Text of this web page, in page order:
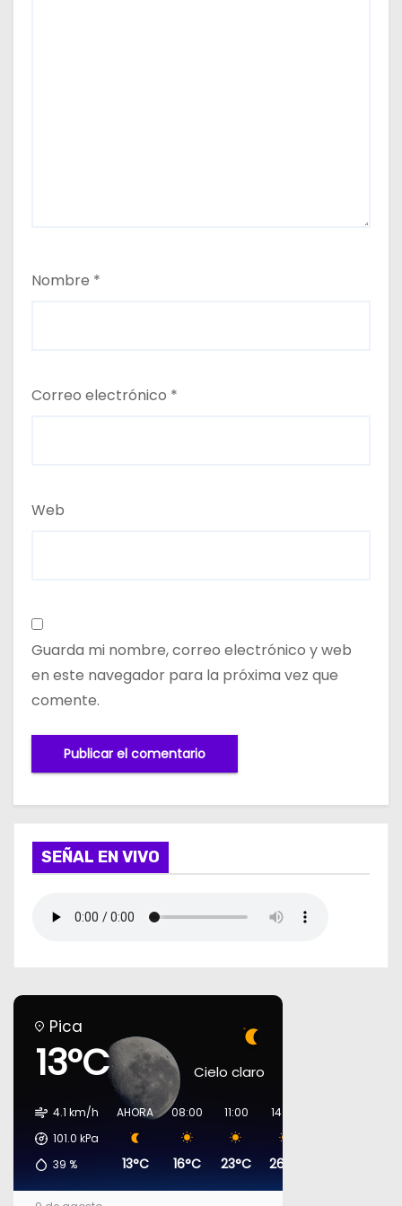
Nombre *
Correo electrónico *
Web
Guarda mi nombre, correo electrónico y web
en este navegador para la próxima vez que
comente.
SEÑAL EN VIVO
Pica
13°C Cielo claro
4.1 km/h
101.0 kPa
39 %
AHORA
13°C
08:00
16°C
11:00
23°C
14:00
26°C